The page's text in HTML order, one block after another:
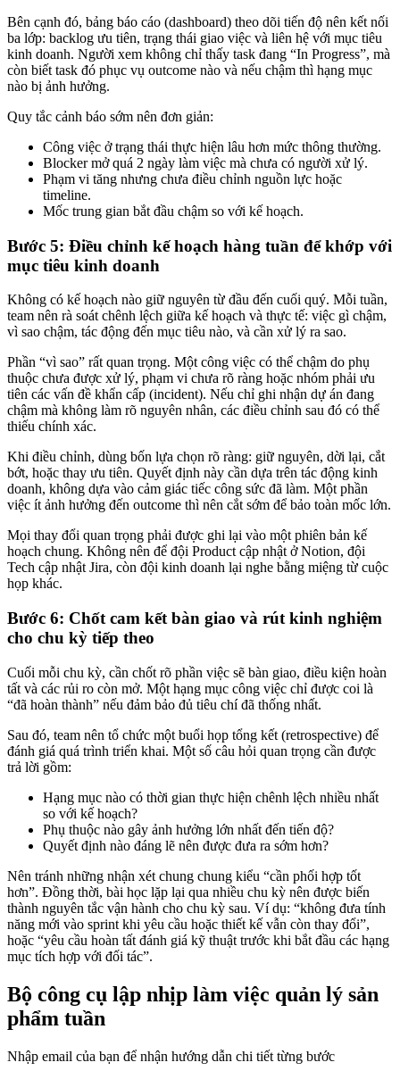
Bên cạnh đó, bảng báo cáo (dashboard) theo dõi tiến độ nên kết nối
ba lớp: backlog ưu tiên, trạng thái giao việc và liên hệ với mục tiêu
kinh doanh. Người xem không chỉ thấy task đang “In Progress”, mà
còn biết task đó phục vụ outcome nào và nếu chậm thì hạng mục
nào bị ảnh hưởng.
Quy tắc cảnh báo sớm nên đơn giản:
Công việc ở trạng thái thực hiện lâu hơn mức thông thường.
Blocker mở quá 2 ngày làm việc mà chưa có người xử lý.
Phạm vi tăng nhưng chưa điều chỉnh nguồn lực hoặc
timeline.
Mốc trung gian bắt đầu chậm so với kế hoạch.
Bước 5: Điều chỉnh kế hoạch hàng tuần để khớp với
mục tiêu kinh doanh
Không có kế hoạch nào giữ nguyên từ đầu đến cuối quý. Mỗi tuần,
team nên rà soát chênh lệch giữa kế hoạch và thực tế: việc gì chậm,
vì sao chậm, tác động đến mục tiêu nào, và cần xử lý ra sao.
Phần “vì sao” rất quan trọng. Một công việc có thể chậm do phụ
thuộc chưa được xử lý, phạm vi chưa rõ ràng hoặc nhóm phải ưu
tiên các vấn đề khẩn cấp (incident). Nếu chỉ ghi nhận dự án đang
chậm mà không làm rõ nguyên nhân, các điều chỉnh sau đó có thể
thiếu chính xác.
Khi điều chỉnh, dùng bốn lựa chọn rõ ràng: giữ nguyên, dời lại, cắt
bớt, hoặc thay ưu tiên. Quyết định này cần dựa trên tác động kinh
doanh, không dựa vào cảm giác tiếc công sức đã làm. Một phần
việc ít ảnh hưởng đến outcome thì nên cắt sớm để bảo toàn mốc lớn.
Mọi thay đổi quan trọng phải được ghi lại vào một phiên bản kế
hoạch chung. Không nên để đội Product cập nhật ở Notion, đội
Tech cập nhật Jira, còn đội kinh doanh lại nghe bằng miệng từ cuộc
họp khác.
Bước 6: Chốt cam kết bàn giao và rút kinh nghiệm
cho chu kỳ tiếp theo
Cuối mỗi chu kỳ, cần chốt rõ phần việc sẽ bàn giao, điều kiện hoàn
tất và các rủi ro còn mở. Một hạng mục công việc chỉ được coi là
“đã hoàn thành” nếu đảm bảo đủ tiêu chí đã thống nhất.
Sau đó, team nên tổ chức một buổi họp tổng kết (retrospective) để
đánh giá quá trình triển khai. Một số câu hỏi quan trọng cần được
trả lời gồm:
Hạng mục nào có thời gian thực hiện chênh lệch nhiều nhất
so với kế hoạch?
Phụ thuộc nào gây ảnh hưởng lớn nhất đến tiến độ?
Quyết định nào đáng lẽ nên được đưa ra sớm hơn?
Nên tránh những nhận xét chung chung kiểu “cần phối hợp tốt
hơn”. Đồng thời, bài học lặp lại qua nhiều chu kỳ nên được biến
thành nguyên tắc vận hành cho chu kỳ sau. Ví dụ: “không đưa tính
năng mới vào sprint khi yêu cầu hoặc thiết kế vẫn còn thay đổi”,
hoặc “yêu cầu hoàn tất đánh giá kỹ thuật trước khi bắt đầu các hạng
mục tích hợp với đối tác”.
Bộ công cụ lập nhịp làm việc quản lý sản
phẩm tuần
Nhập email của bạn để nhận hướng dẫn chi tiết từng bước